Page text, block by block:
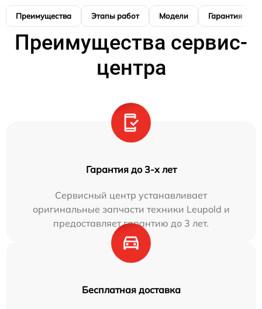
Преимущества Этапы работ Модели Гарантия
Преимущества сервис-
центра
Гарантия до 3-х лет
Сервисный центр устанавливает
оригинальные запчасти техники Leupold и
предоставляет гарантию до 3 лет.
Бесплатная доставка